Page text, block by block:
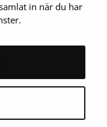
in när du har
minskar
så mycket som